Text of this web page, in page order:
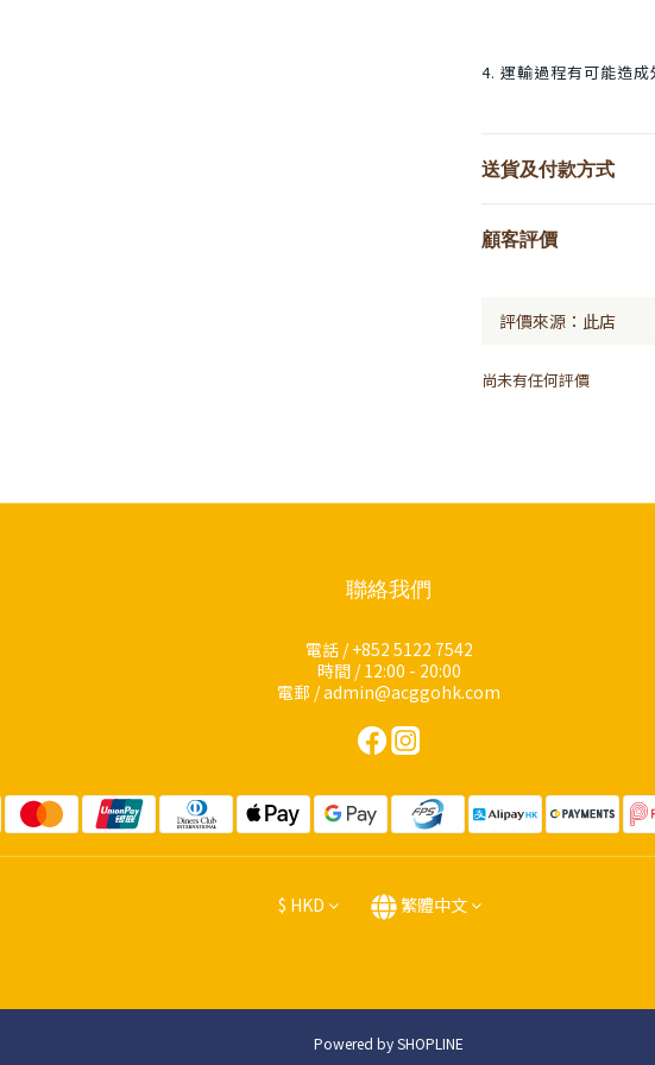
4. 運輸過程有可能造成
送貨及付款方式
顧客評價
尚未有任何評價
聯絡我們
電話 / +852 5122 7542
時間 / 12:00 - 20:00
電郵 / admin@acggohk.com
$ HKD 繁體中文
Powered by SHOPLINE